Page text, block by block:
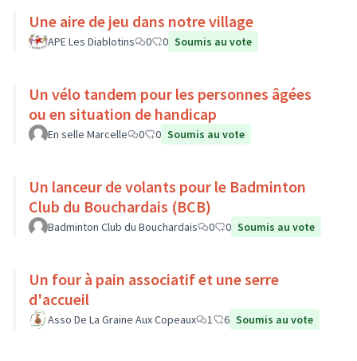
Une aire de jeu dans notre village
APE Les Diablotins 0 0 Soumis au vote
Un vélo tandem pour les personnes âgées
ou en situation de handicap
En selle Marcelle 0 0 Soumis au vote
Un lanceur de volants pour le Badminton
Club du Bouchardais (BCB)
Badminton Club du Bouchardais 0 0 Soumis au vote
Un four à pain associatif et une serre
d'accueil
Asso De La Graine Aux Copeaux 1 6 Soumis au vote